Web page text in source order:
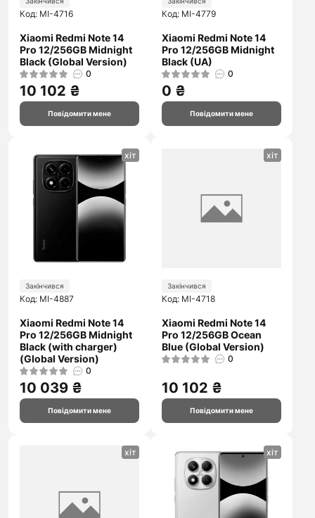
Код: MI-4716
Xiaomi Redmi Note 14
Pro 12/256GB Midnight
Black (Global Version)
0
10 102 ₴
Повідомити мене
Код: MI-4779
Xiaomi Redmi Note 14
Pro 12/256GB Midnight
Black (UA)
0
0 ₴
Повідомити мене
хіт
Закінчився
Код: MI-4887
Xiaomi Redmi Note 14
Pro 12/256GB Midnight
Black (with charger)
(Global Version)
0
10 039 ₴
Повідомити мене
хіт
Закінчився
Код: MI-4718
Xiaomi Redmi Note 14
Pro 12/256GB Ocean
Blue (Global Version)
0
10 102 ₴
Повідомити мене
хіт хіт